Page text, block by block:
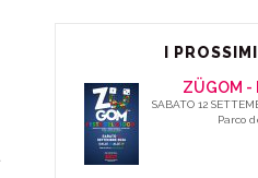
I
ZÜGOM
SABATO 12
Parco